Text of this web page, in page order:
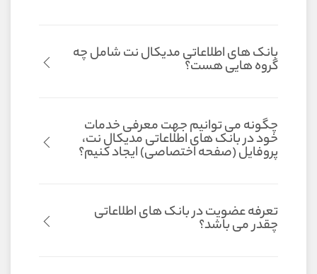
بانک های اطلاعاتی مدیکال نت شامل چه
گروه هایی هست؟
چگونه می توانیم جهت معرفی خدمات
خود در بانک های اطلاعاتی مدیکال نت،
پروفایل (صفحه اختصاصی) ایجاد کنیم؟
تعرفه عضویت در بانک های اطلاعاتی
چقدر می باشد؟